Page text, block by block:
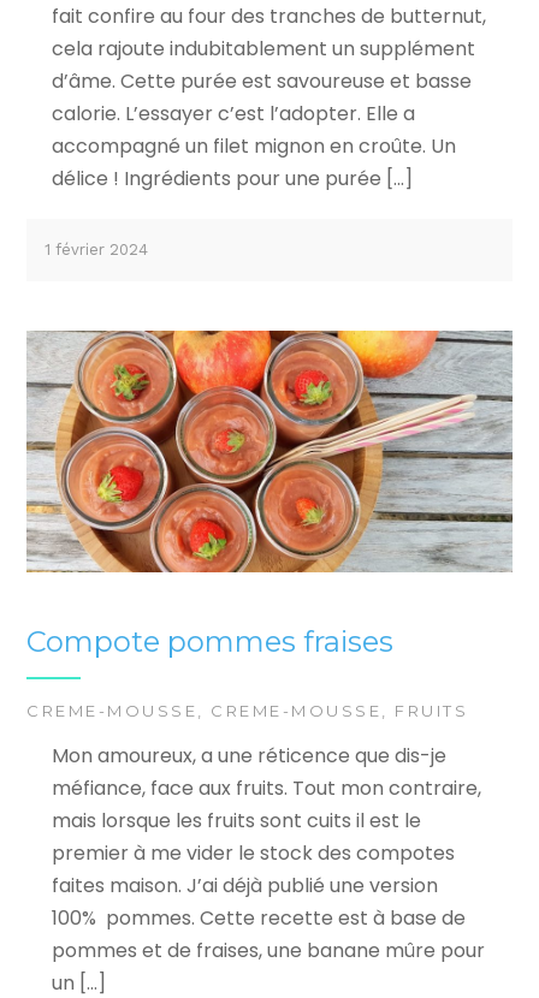
fait confire au four des tranches de butternut,
cela rajoute indubitablement un supplément
d’âme. Cette purée est savoureuse et basse
calorie. L’essayer c’est l’adopter. Elle a
accompagné un filet mignon en croûte. Un
délice ! Ingrédients pour une purée […]
1 février 2024
Compote pommes fraises
CREME-MOUSSE CREME-MOUSSE FRUITS
Mon amoureux, a une réticence que dis-je
méfiance, face aux fruits. Tout mon contraire,
mais lorsque les fruits sont cuits il est le
premier à me vider le stock des compotes
faites maison. J’ai déjà publié une version
100% pommes. Cette recette est à base de
pommes et de fraises, une banane mûre pour
un […]